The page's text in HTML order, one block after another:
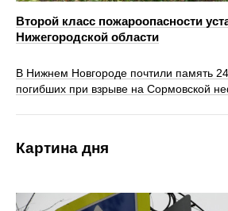
Второй класс пожароопасности
Нижегородской области
В Нижнем Новгороде почтили память
погибших при взрыве на Сормовской
Картина дня